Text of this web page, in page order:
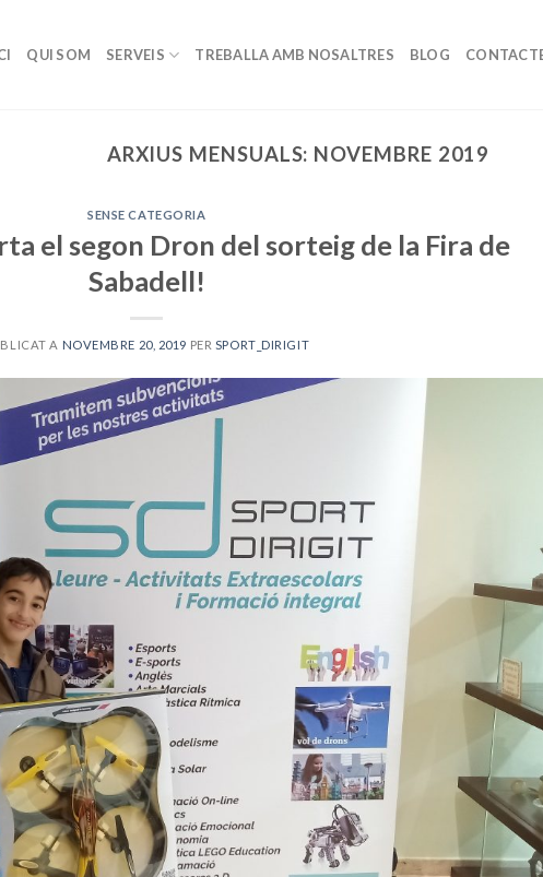
QUI SOM SERVEIS TREBALLA AMB NOSALTRES BLOG
ARXIUS MENSUALS: NOVEMBRE 2019
SENSE CATEGORIA
el segon Dron del sorteig de la Fira de
Sabadell!
A NOVEMBRE 20, 2019 PER SPORT_DIRIGIT